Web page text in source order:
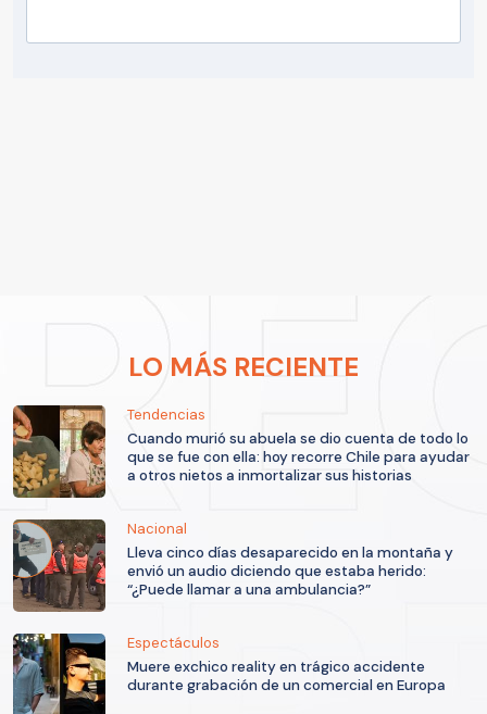
LO MÁS RECIENTE
Tendencias
Cuando murió su abuela se dio cuenta de todo lo
que se fue con ella: hoy recorre Chile para ayudar
a otros nietos a inmortalizar sus historias
Nacional
Lleva cinco días desaparecido en la montaña y
envió un audio diciendo que estaba herido:
“¿Puede llamar a una ambulancia?”
Espectáculos
Muere exchico reality en trágico accidente
durante grabación de un comercial en Europa